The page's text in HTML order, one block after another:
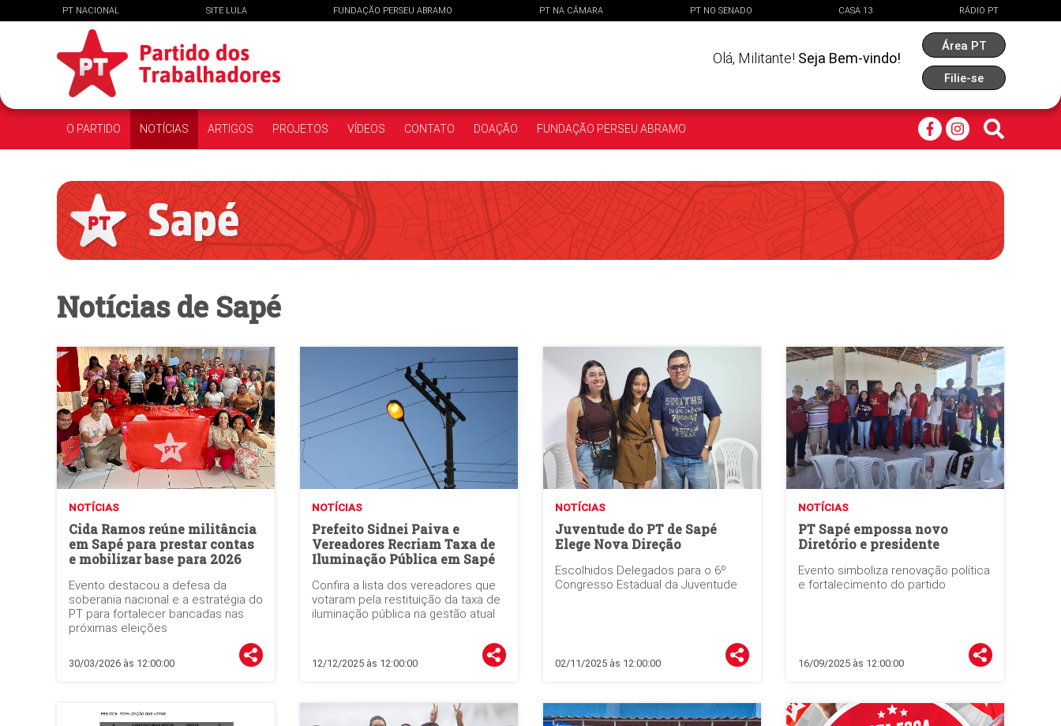
PT NACIONAL SITE LULA FUNDAÇÃO PERSEU ABRAMO PT NA CÂMARA PT NO SENADO CASA 13 RÁDIO PT
Olá, Militante! Seja Bem-vindo!
Área PT
Filie-se
O PARTIDO NOTÍCIAS ARTIGOS PROJETOS VÍDEOS CONTATO DOAÇÃO FUNDAÇÃO PERSEU ABRAMO
Notícias de Sapé
NOTÍCIAS
Cida Ramos reúne militância
em Sapé para prestar contas
e mobilizar base para 2026
Evento destacou a defesa da
soberania nacional e a estratégia do
PT para fortalecer bancadas nas
próximas eleições
30/03/2026 às 12:00:00
NOTÍCIAS
Prefeito Sidnei Paiva e
Vereadores Recriam Taxa de
Iluminação Pública em Sapé
Confira a lista dos vereadores que
votaram pela restituição da taxa de
iluminação pública na gestão atual
12/12/2025 às 12:00:00
NOTÍCIAS
Juventude do PT de Sapé
Elege Nova Direção
Escolhidos Delegados para o 6º
Congresso Estadual da Juventude
02/11/2025 às 12:00:00
NOTÍCIAS
PT Sapé empossa novo
Diretório e presidente
Evento simboliza renovação política
e fortalecimento do partido
16/09/2025 às 12:00:00